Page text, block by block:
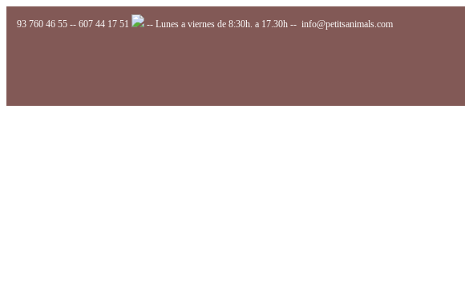
93 760 46 55 -- 607 44 17 51 -- Lunes a viernes de 8:30h. a 17.30h -- info@petitsanimals.com